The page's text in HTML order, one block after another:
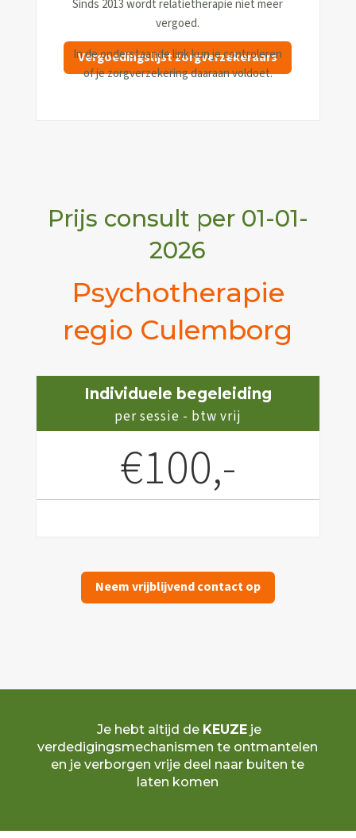
Sinds 2013 wordt relatietherapie niet meer
vergoed.
In de onderstaande link kun je controleren
of je zorgverzekering daaraan voldoet.
Vergoedingslijst zorgverzekeraars
Prijs consult per 01-01-
2026
Psychotherapie
regio Culemborg
Individuele begeleiding
per sessie - btw vrij
€100,-
Neem vrijblijvend contact op
Je hebt altijd de KEUZE je
verdedigingsmechanismen te ontmantelen
en je verborgen vrije deel naar buiten te
laten komen